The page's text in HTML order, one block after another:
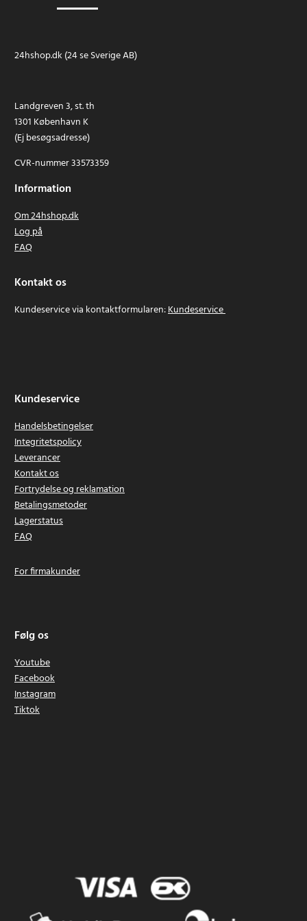
24hshop.dk (24 se Sverige AB)
Landgreven 3, st. th
1301 København K
(Ej besøgsadresse)
CVR-nummer 33573359
Information
Om 24hshop.dk
Log på
FAQ
Kontakt os
Kundeservice via kontaktformularen:Kundeservice
Kundeservice
Handelsbetingelser
Integritetspolicy
Leverancer
Kontakt os
Fortrydelse og reklamation
Betalingsmetoder
Lagerstatus
FAQ
For firmakunder
Følg os
Youtube
Facebook
Instagram
Tiktok